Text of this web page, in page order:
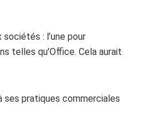
: l’une pour
telles qu’Office. Cela aurait
pratiques commerciales